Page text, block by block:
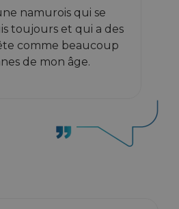
namurois qui se
toujours et qui a des
comme beaucoup
de mon âge.